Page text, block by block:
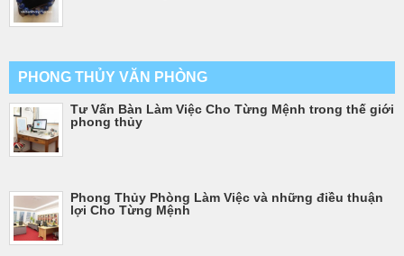
PHONG THỦY VĂN PHÒNG
Tư Vấn Bàn Làm Việc Cho Từng Mệnh trong thế giới
phong thủy
Phong Thủy Phòng Làm Việc và những điều thuận
lợi Cho Từng Mệnh